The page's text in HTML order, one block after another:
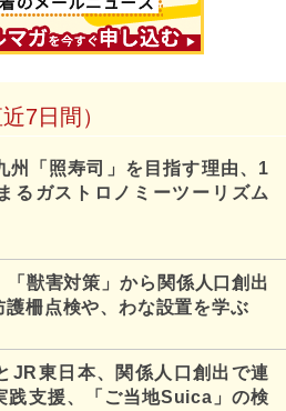
7日間）
州「照寿司」を目指す理由、1
るガストロノミーツーリズム
獣害対策」から関係人口創出
柵点検や、わな設置を学ぶ
JR東日本、関係人口創出で連
践支援、「ご当地Suica」の検